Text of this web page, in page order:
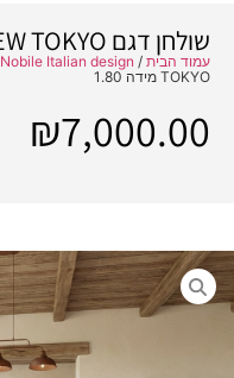
שולחן דגם NEW TOKYO מידה 1.80
עמוד הבית / Nobile Italian design פינות אוכל
TOKYO מידה 1.80
₪7,000.00